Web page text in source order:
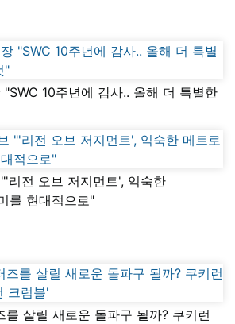
10주년에 감사.. 올해 더 특별한
리전 오브 저지먼트', 익숙한
를 현대적으로"
살릴 새로운 돌파구 될까? 쿠키런